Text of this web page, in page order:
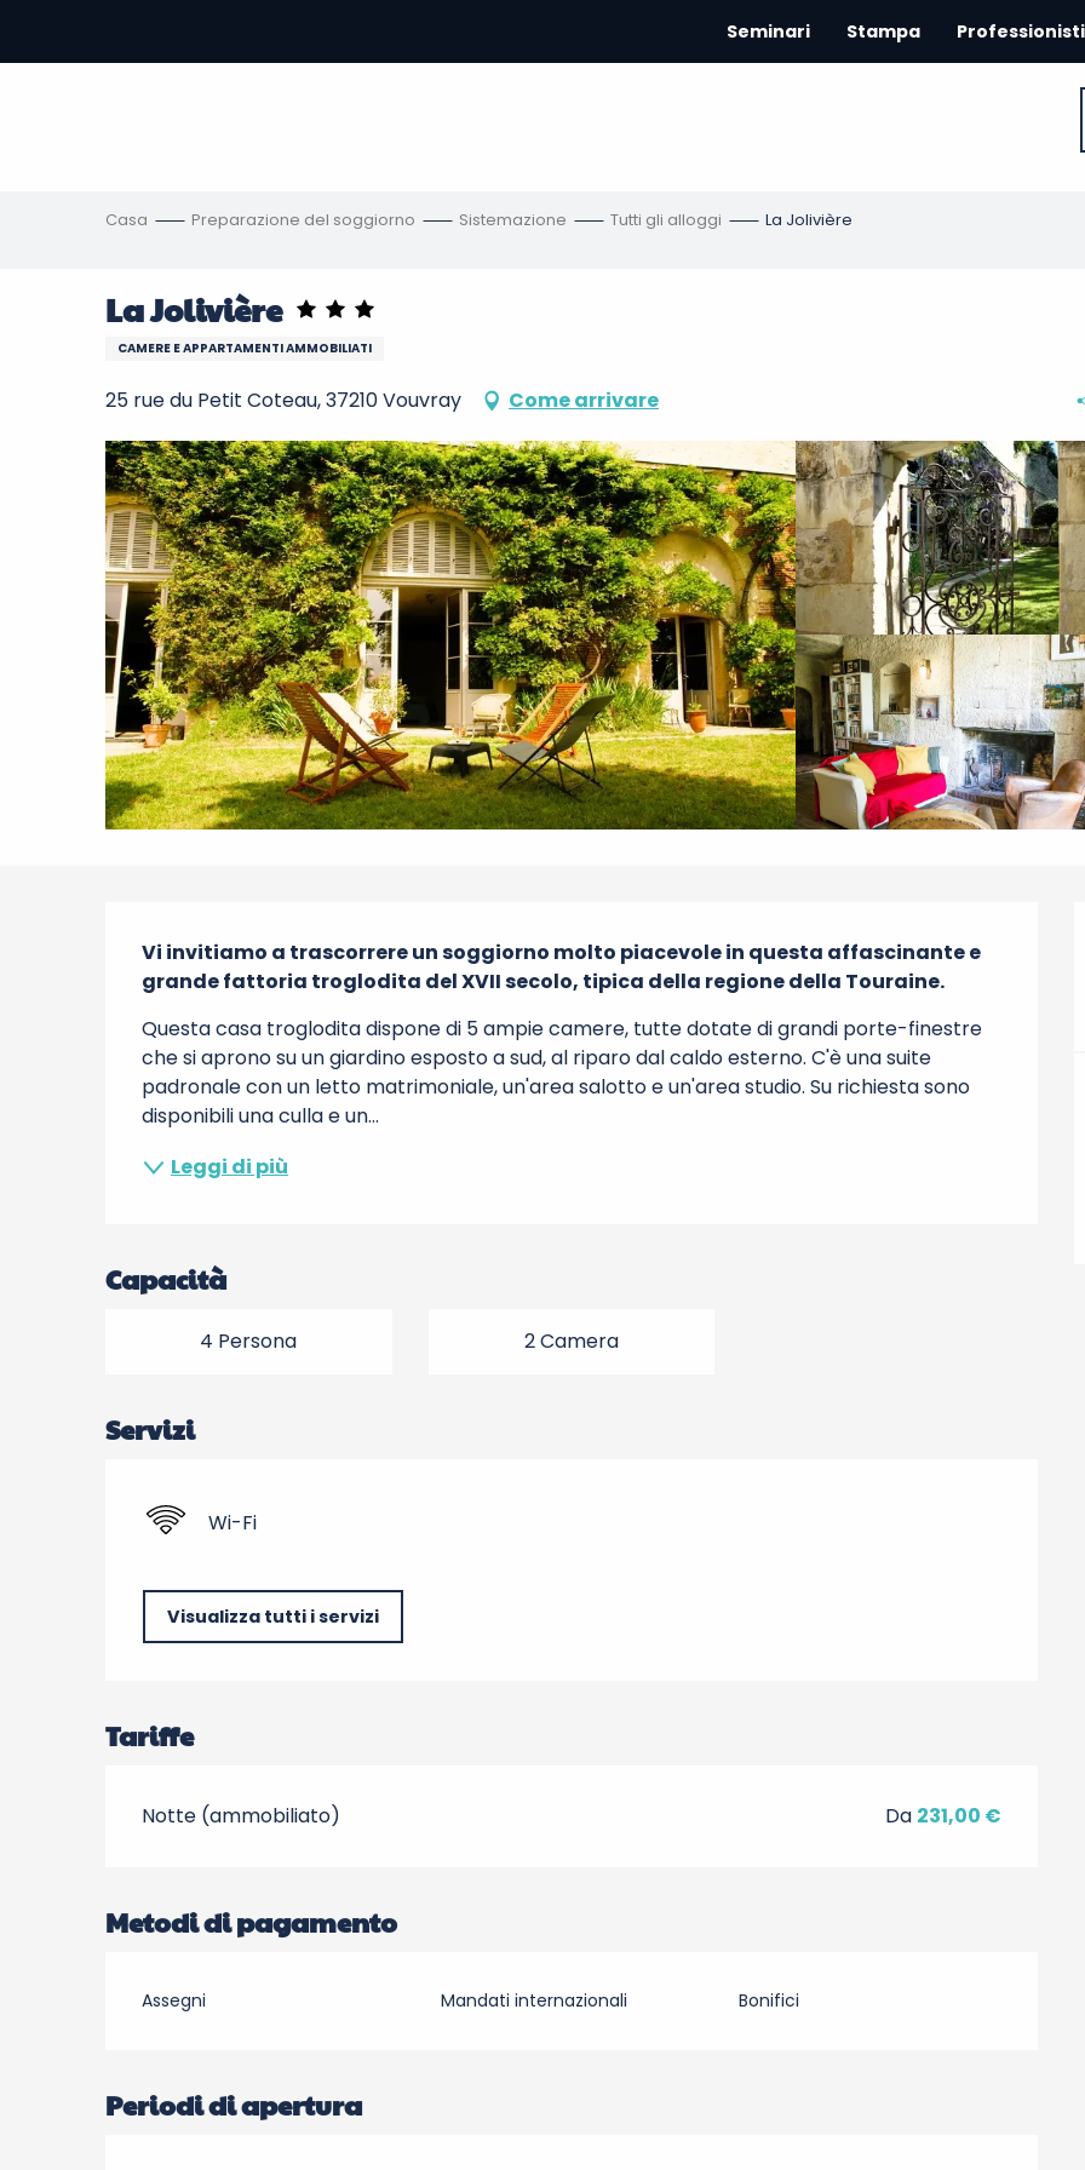
contenu
Seminari Stampa
Casa Preparazione del soggiorno Sistemazione Tutti gli alloggi La Jolivière
La Jolivière
CAMERE E APPARTAMENTI AMMOBILIATI
25 rue du Petit Coteau, 37210 Vouvray Come arrivare
Descrizione
Vi invitiamo a trascorrere un soggiorno molto piacevole in questa affascinante e
grande fattoria troglodita del XVII secolo, tipica della regione della Touraine.
Questa casa troglodita dispone di 5 ampie camere, tutte dotate di grandi porte-finestre
che si aprono su un giardino esposto a sud, al riparo dal caldo esterno. C'è una suite
padronale con un letto matrimoniale, un'area salotto e un'area studio. Su richiesta sono
disponibili una culla e un...
Leggi di più
Capacità
4 Persona 2 Camera
Servizi
Wi-Fi
Visualizza tutti i servizi
Tariffe
Notte (ammobiliato) Da 231,00 €
Metodi di pagamento
Assegni Mandati internazionali Bonifici
Periodi di apertura